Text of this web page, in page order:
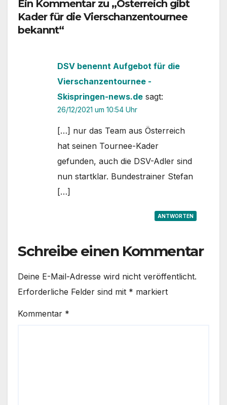
Ein Kommentar zu „Österreich gibt
Kader für die Vierschanzentournee
bekannt“
DSV benennt Aufgebot für die
Vierschanzentournee -
Skispringen-news.de sagt:
26/12/2021 um 10:54 Uhr
[…] nur das Team aus Österreich
hat seinen Tournee-Kader
gefunden, auch die DSV-Adler sind
nun startklar. Bundestrainer Stefan
[…]
ANTWORTEN
Schreibe einen Kommentar
Deine E-Mail-Adresse wird nicht veröffentlicht.
Erforderliche Felder sind mit * markiert
Kommentar *